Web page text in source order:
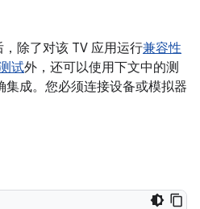
除了对该 TV 应用运行兼容性
试外，还可以使用下文中的测
成。您必须连接设备或模拟器